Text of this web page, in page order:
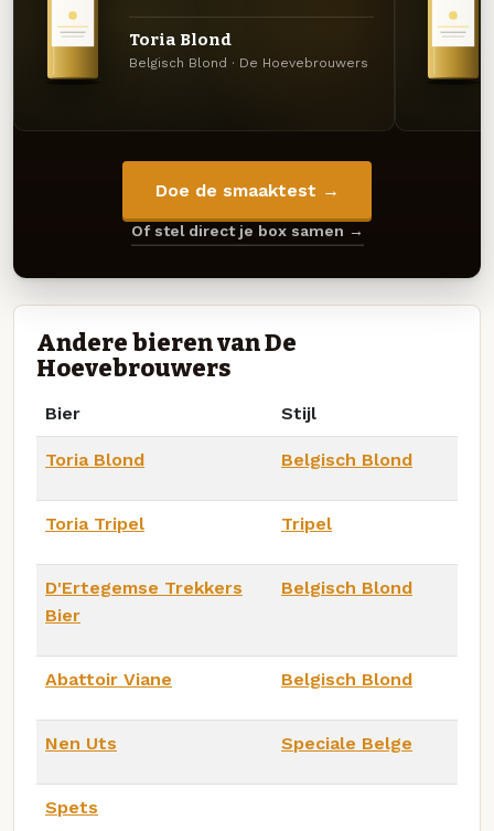
Toria Blond
Belgisch Blond · De Hoevebrouwers
Doe de smaaktest →
Of stel direct je box samen →
Andere bieren van De
Hoevebrouwers
Bier Stijl
Toria Blond Belgisch Blond
Toria Tripel Tripel
D'Ertegemse Trekkers
Bier
Belgisch Blond
Abattoir Viane Belgisch Blond
Nen Uts Speciale Belge
Spets